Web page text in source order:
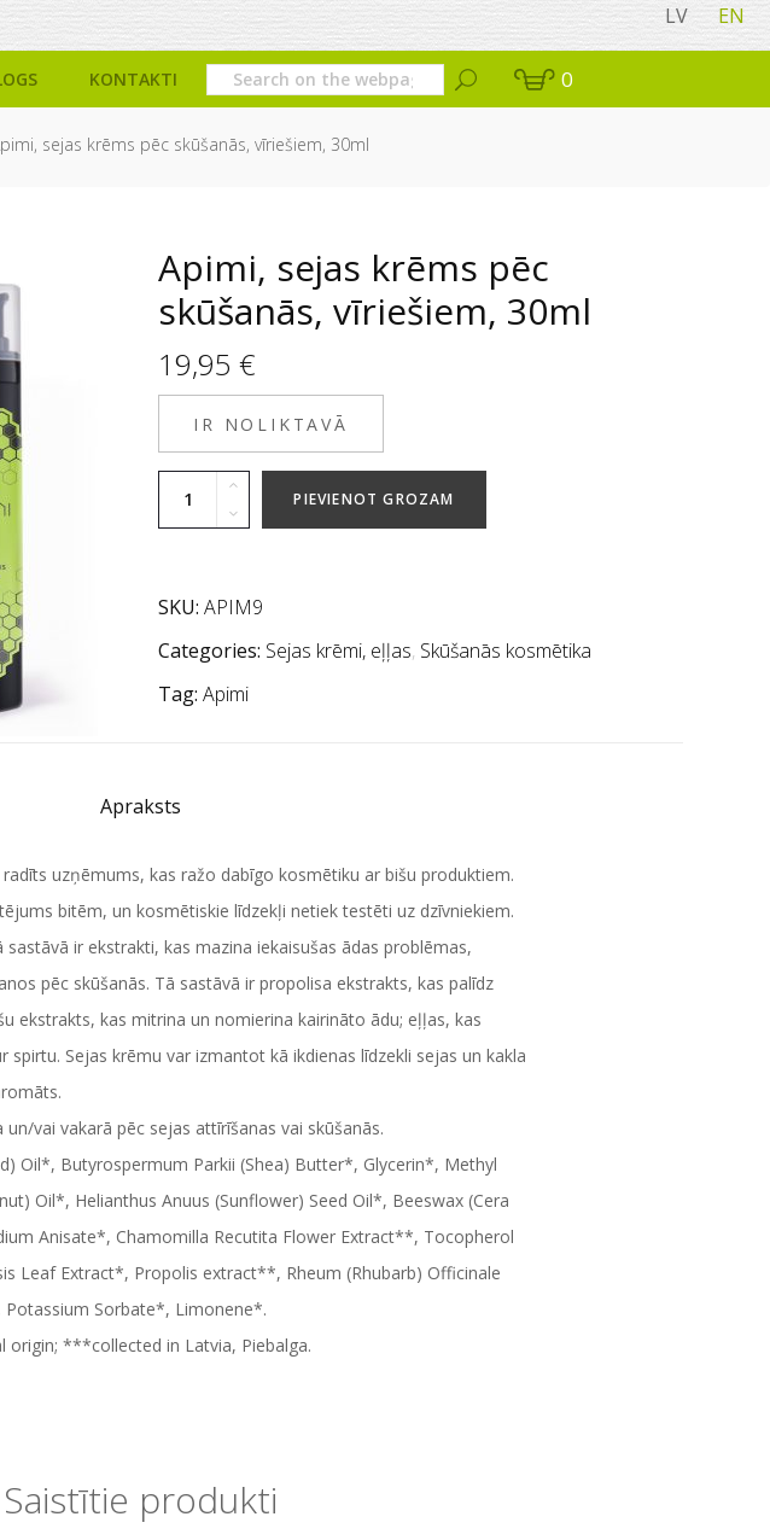
LV EN
KONTAKTI 0
sejas krēms pēc skūšanās, vīriešiem, 30ml
Apimi, sejas krēms pēc
skūšanās, vīriešiem, 30ml
19,95 €
IR NOLIKTAVĀ
PIEVIENOT GROZAM
SKU: APIM9
Categories: Sejas krēmi, eļļas, Skūšanās kosmētika
Tag: Apimi
Apraksts
uzņēmums, kas ražo dabīgo kosmētiku ar bišu produktiem.
bitēm, un kosmētiskie līdzekļi netiek testēti uz dzīvniekiem.
ir ekstrakti, kas mazina iekaisušas ādas problēmas,
pēc skūšanās. Tā sastāvā ir propolisa ekstrakts, kas palīdz
ekstrakts, kas mitrina un nomierina kairināto ādu; eļļas, kas
Sejas krēmu var izmantot kā ikdienas līdzekli sejas un kakla
vai vakarā pēc sejas attīrīšanas vai skūšanās.
Oil*, Butyrospermum Parkii (Shea) Butter*, Glycerin*, Methyl
Oil*, Helianthus Anuus (Sunflower) Seed Oil*, Beeswax (Cera
Anisate*, Chamomilla Recutita Flower Extract**, Tocopherol
Leaf Extract*, Propolis extract**, Rheum (Rhubarb) Officinale
Sorbate*, Limonene*.
origin; ***collected in Latvia, Piebalga.
Saistītie produkti